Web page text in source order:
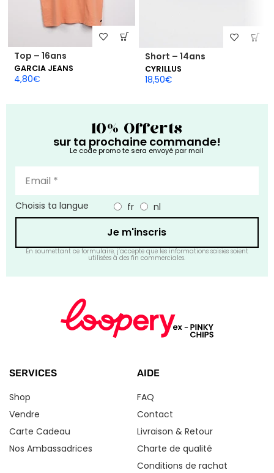
Top – 16ans
GARCIA JEANS
4,80€
Short – 14ans
CYRILLUS
18,50€
10% Offerts
sur ta prochaine commande!
Le code promo te sera envoyé par mail
Choisis ta langue fr nl
Je m'inscris
En soumettant ce formulaire, j’accepte que les informations saisies soient
utilisées à des fin commerciales.
SERVICES
Shop
Vendre
Carte Cadeau
Nos Ambassadrices
AIDE
FAQ
Contact
Livraison & Retour
Charte de qualité
Conditions de rachat